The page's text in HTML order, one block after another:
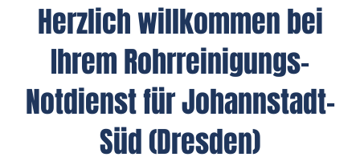
Herzlich willkommen bei
Ihrem Rohrreinigungs-
Notdienst für Johannstadt-
Süd (Dresden)